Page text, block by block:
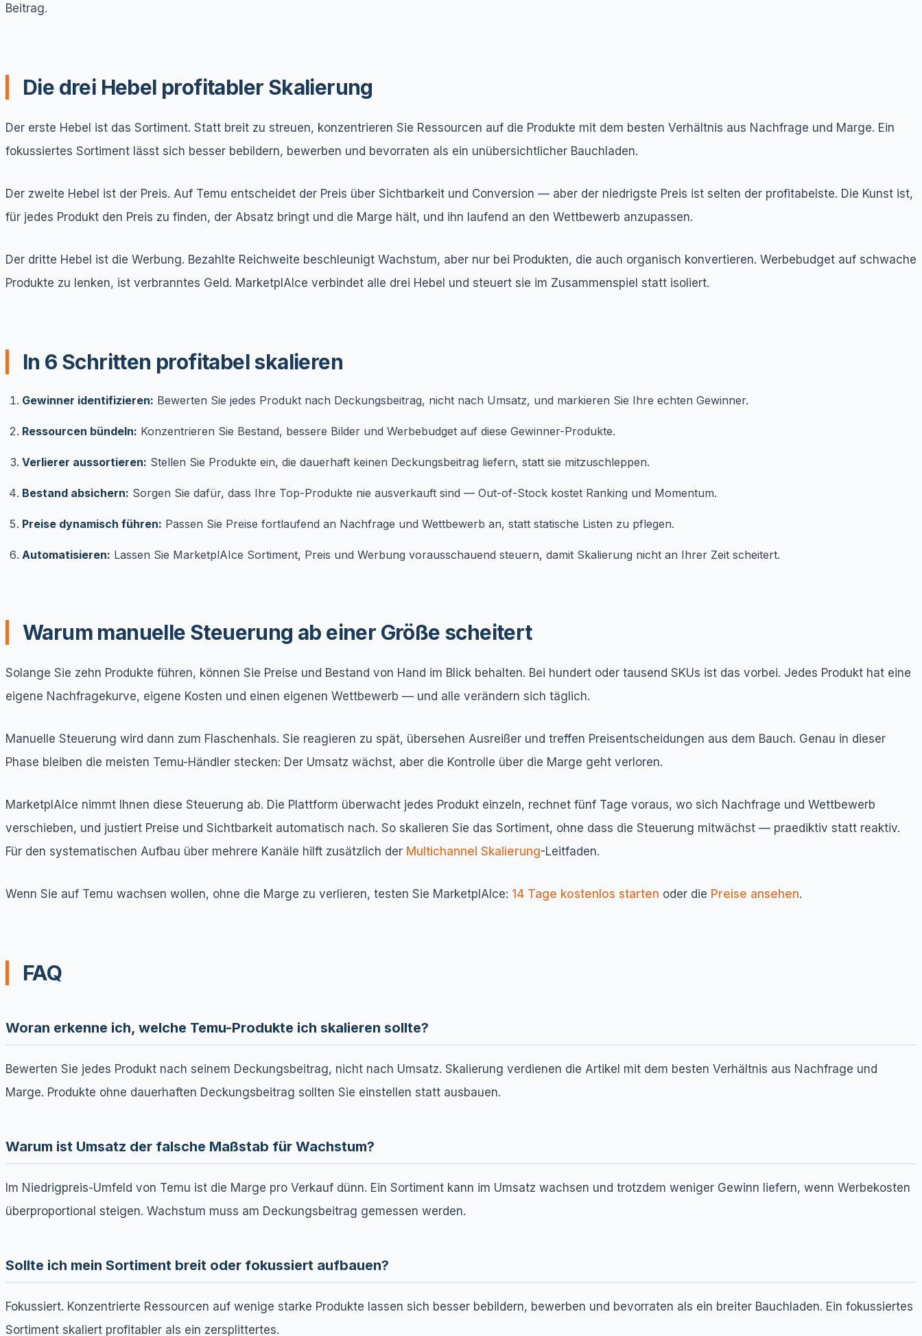
Beitrag.
Die drei Hebel profitabler Skalierung
Der erste Hebel ist das Sortiment. Statt breit zu streuen, konzentrieren Sie Ressourcen auf die Produkte mit dem besten Verhältnis aus Nachfrage und Marge. Ein
fokussiertes Sortiment lässt sich besser bebildern, bewerben und bevorraten als ein unübersichtlicher Bauchladen.
Der zweite Hebel ist der Preis. Auf Temu entscheidet der Preis über Sichtbarkeit und Conversion — aber der niedrigste Preis ist selten der profitabelste. Die Kunst ist,
für jedes Produkt den Preis zu finden, der Absatz bringt und die Marge hält, und ihn laufend an den Wettbewerb anzupassen.
Der dritte Hebel ist die Werbung. Bezahlte Reichweite beschleunigt Wachstum, aber nur bei Produkten, die auch organisch konvertieren. Werbebudget auf schwache
Produkte zu lenken, ist verbranntes Geld. MarketplAIce verbindet alle drei Hebel und steuert sie im Zusammenspiel statt isoliert.
In 6 Schritten profitabel skalieren
Gewinner identifizieren: Bewerten Sie jedes Produkt nach Deckungsbeitrag, nicht nach Umsatz, und markieren Sie Ihre echten Gewinner.
Ressourcen bündeln: Konzentrieren Sie Bestand, bessere Bilder und Werbebudget auf diese Gewinner-Produkte.
Verlierer aussortieren: Stellen Sie Produkte ein, die dauerhaft keinen Deckungsbeitrag liefern, statt sie mitzuschleppen.
Bestand absichern: Sorgen Sie dafür, dass Ihre Top-Produkte nie ausverkauft sind — Out-of-Stock kostet Ranking und Momentum.
Preise dynamisch führen: Passen Sie Preise fortlaufend an Nachfrage und Wettbewerb an, statt statische Listen zu pflegen.
Automatisieren: Lassen Sie MarketplAIce Sortiment, Preis und Werbung vorausschauend steuern, damit Skalierung nicht an Ihrer Zeit scheitert.
Warum manuelle Steuerung ab einer Größe scheitert
Solange Sie zehn Produkte führen, können Sie Preise und Bestand von Hand im Blick behalten. Bei hundert oder tausend SKUs ist das vorbei. Jedes Produkt hat eine
eigene Nachfragekurve, eigene Kosten und einen eigenen Wettbewerb — und alle verändern sich täglich.
Manuelle Steuerung wird dann zum Flaschenhals. Sie reagieren zu spät, übersehen Ausreißer und treffen Preisentscheidungen aus dem Bauch. Genau in dieser
Phase bleiben die meisten Temu-Händler stecken: Der Umsatz wächst, aber die Kontrolle über die Marge geht verloren.
MarketplAIce nimmt Ihnen diese Steuerung ab. Die Plattform überwacht jedes Produkt einzeln, rechnet fünf Tage voraus, wo sich Nachfrage und Wettbewerb
verschieben, und justiert Preise und Sichtbarkeit automatisch nach. So skalieren Sie das Sortiment, ohne dass die Steuerung mitwächst — praediktiv statt reaktiv.
Für den systematischen Aufbau über mehrere Kanäle hilft zusätzlich der Multichannel Skalierung-Leitfaden.
Wenn Sie auf Temu wachsen wollen, ohne die Marge zu verlieren, testen Sie MarketplAIce: 14 Tage kostenlos starten oder die Preise ansehen.
FAQ
Woran erkenne ich, welche Temu-Produkte ich skalieren sollte?
Bewerten Sie jedes Produkt nach seinem Deckungsbeitrag, nicht nach Umsatz. Skalierung verdienen die Artikel mit dem besten Verhältnis aus Nachfrage und
Marge. Produkte ohne dauerhaften Deckungsbeitrag sollten Sie einstellen statt ausbauen.
Warum ist Umsatz der falsche Maßstab für Wachstum?
Im Niedrigpreis-Umfeld von Temu ist die Marge pro Verkauf dünn. Ein Sortiment kann im Umsatz wachsen und trotzdem weniger Gewinn liefern, wenn Werbekosten
überproportional steigen. Wachstum muss am Deckungsbeitrag gemessen werden.
Sollte ich mein Sortiment breit oder fokussiert aufbauen?
Fokussiert. Konzentrierte Ressourcen auf wenige starke Produkte lassen sich besser bebildern, bewerben und bevorraten als ein breiter Bauchladen. Ein fokussiertes
Sortiment skaliert profitabler als ein zersplittertes.